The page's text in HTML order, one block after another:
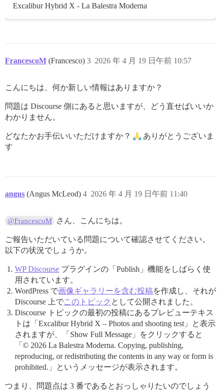
Excalibur Hybrid X - La Balestra Moderna
FrancescoM (Francesco) 2026 年 4 月 19 日午前 10:57
3
こんにちは、何か新しい情報はありますか？
問題は Discourse 側にあると思いますが、どう直せばいいか
わかりません。
どなたかお手伝いいただけますか？
ありがとうございま
す
angus (Angus McLeod) 2026 年 4 月 19 日午前 11:40
4
@FrancescoM さん、こんにちは。
ご報告いただいている問題について確認させてください。
以下の状況でしょうか。
WP Discourse プラグインの「Publish」機能をしばらく使
用されています。
WordPress で画像ギャラリーを含む投稿を作成し、それが
Discourse 上でこのトピック として公開されました。
Discourse トピックの最初の投稿にあるプレビューテキス
トは「Excalibur Hybrid X – Photos and shooting test」と表示
されますが、「Show Full Message」をクリックすると
「© 2026 La Balestra Moderna. Copying, publishing,
reproducing, or redistributing the contents in any way or form is
prohibited.」というメッセージが表示されます。
つまり、問題点は 3 番であるとおっしゃりたいのでしょう